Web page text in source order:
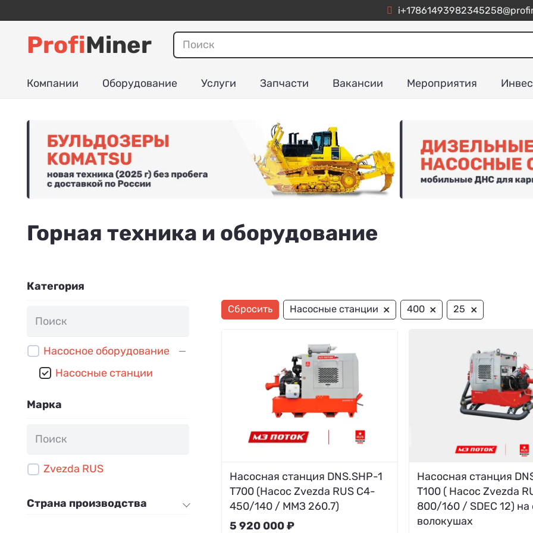
ProfiMiner
Компании Оборудование Услуги Запчасти Вакансии Мероприятия
Горная техника и оборудование
Категория
Насосное оборудование
Насосные станции
Марка
Zvezda RUS
Страна производства
Сбросить Насосные станции × 400 × 25 ×
Насосная станция DNS.SHP-1
Т700 (Насос Zvezda RUS C4-
450/140 / ММЗ 260.7)
5 920 000 ₽
Насосная станция
T100 ( Насос Zvezda
800/160 / SDEC 12) на
волокушах